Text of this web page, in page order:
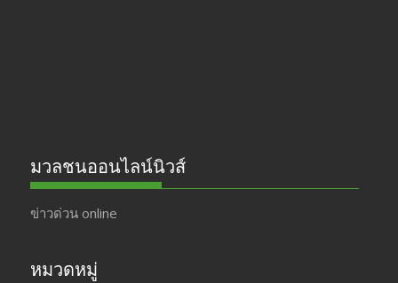
มวลชนออนไลน์นิวส์
ข่าวด่วน online
หมวดหมู่